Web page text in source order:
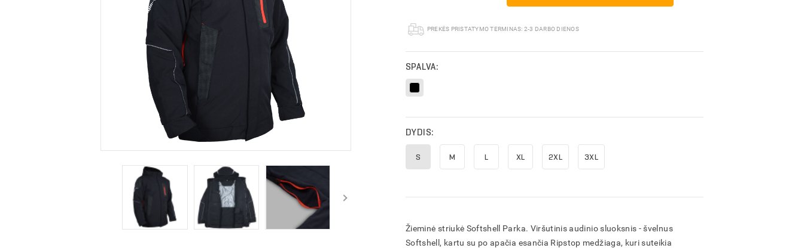
Pakavimo medžiagos
PREKĖS PRISTATYMO TERMINAS: 2-3 DARBO DIENOS
SPALVA:
DYDIS:
S M L XL 2XL 3XL
Žieminė striukė Softshell Parka. Viršutinis audinio sluoksnis - švelnus
Softshell, kartu su po apačia esančia Ripstop medžiaga, kuri suteikia